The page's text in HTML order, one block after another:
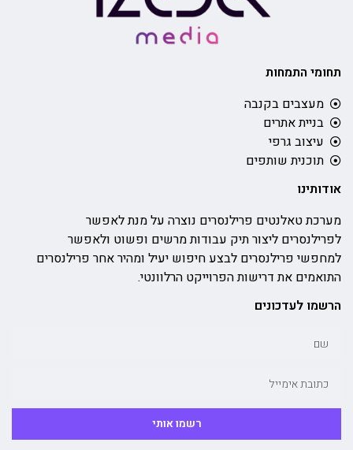
תחומי התמחות
מעצבים בקנבה
בניית אתרים
עיצוב גרפי
תוכנית שותפים
אודותינו
מערכת טאלנטים פרילנסרים נוצרה על מנת לאפשר
לפרילנסרים ליצור תיק עבודות מרשים ופשוט ולאפשר
למחפשי פרילנסרים לבצע חיפוש יעיל ומהיר אחר פרילנסרים
התואמים את דרישות הפרוייקט הרלוונטי.
הרשמו לעדכונים
רשמו אותי